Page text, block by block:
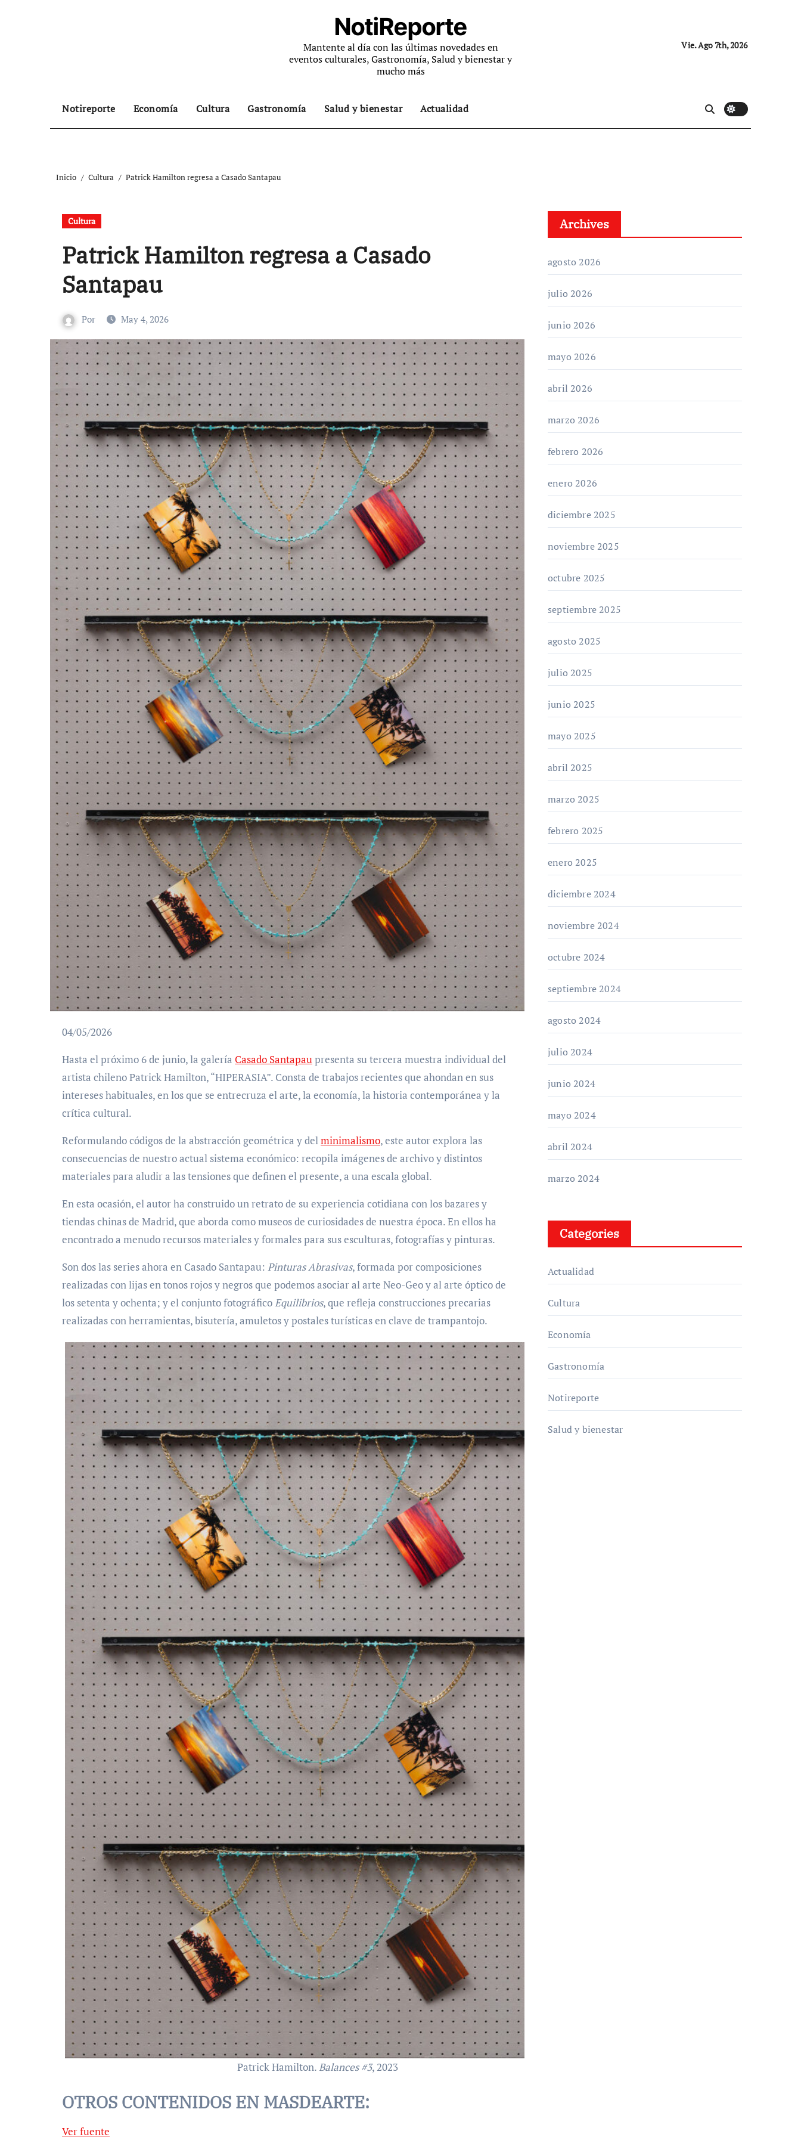
NotiReporte
Mantente al día con las últimas novedades en
eventos culturales, Gastronomía, Salud y bienestar y
mucho más
Vie. Ago 7th, 2026
Notireporte Economía Cultura Gastronomía Salud y bienestar Actualidad
Inicio Cultura Patrick Hamilton regresa a Casado Santapau
Cultura
Patrick Hamilton regresa a Casado
Santapau
Por May 4, 2026
04/05/2026
Hasta el próximo 6 de junio, la galería Casado Santapaupresenta su tercera muestra individual del
artista chileno Patrick Hamilton, “HIPERASIA”. Consta de trabajos recientes que ahondan en sus
intereses habituales, en los que se entrecruza el arte, la economía, la historia contemporánea y la
crítica cultural.
Reformulando códigos de la abstracción geométrica y delminimalismo, este autor explora las
consecuencias de nuestro actual sistema económico: recopila imágenes de archivo y distintos
materiales para aludir a las tensiones que definen el presente, a una escala global.
En esta ocasión, el autor ha construido un retrato de su experiencia cotidiana con los bazares y
tiendas chinas de Madrid, que aborda como museos de curiosidades de nuestra época. En ellos ha
encontrado a menudo recursos materiales y formales para sus esculturas, fotografías y pinturas.
Son dos las series ahora en Casado Santapau: Pinturas Abrasivas, formada por composiciones
realizadas con lijas en tonos rojos y negros que podemos asociar al arte Neo-Geo y al arte óptico de
los setenta y ochenta; y el conjunto fotográficoEquilibrios, que refleja construcciones precarias
realizadas con herramientas, bisutería, amuletos y postales turísticas en clave de trampantojo.
Patrick Hamilton.Balances #3, 2023
OTROS CONTENIDOS EN MASDEARTE:
Ver fuente
Archives
agosto 2026
julio 2026
junio 2026
mayo 2026
abril 2026
marzo 2026
febrero 2026
enero 2026
diciembre 2025
noviembre 2025
octubre 2025
septiembre 2025
agosto 2025
julio 2025
junio 2025
mayo 2025
abril 2025
marzo 2025
febrero 2025
enero 2025
diciembre 2024
noviembre 2024
octubre 2024
septiembre 2024
agosto 2024
julio 2024
junio 2024
mayo 2024
abril 2024
marzo 2024
Categories
Actualidad
Cultura
Economía
Gastronomía
Notireporte
Salud y bienestar